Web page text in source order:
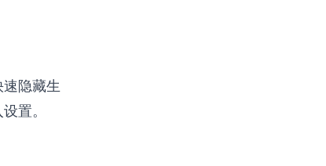
隐藏生
置。